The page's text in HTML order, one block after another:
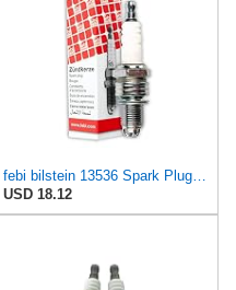
USD 18.12